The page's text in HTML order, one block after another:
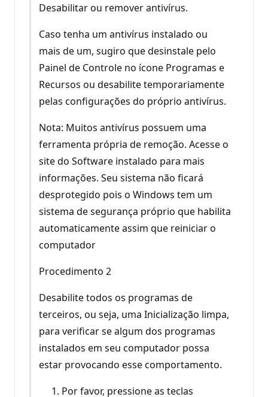
Desabilitar ou remover antivírus.
Caso tenha um antivírus instalado ou
mais de um, sugiro que desinstale pelo
Painel de Controle no ícone Programas e
Recursos ou desabilite temporariamente
pelas configurações do próprio antivírus.
Nota: Muitos antivírus possuem uma
ferramenta própria de remoção. Acesse o
site do Software instalado para mais
informações. Seu sistema não ficará
desprotegido pois o Windows tem um
sistema de segurança próprio que habilita
automaticamente assim que reiniciar o
computador
Procedimento 2
Desabilite todos os programas de
terceiros, ou seja, uma Inicialização limpa,
para verificar se algum dos programas
instalados em seu computador possa
estar provocando esse comportamento.
Por favor, pressione as teclas